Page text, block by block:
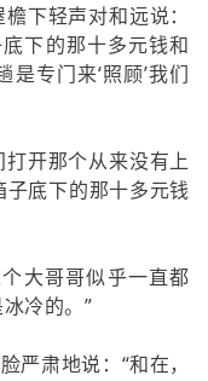
下轻声对和远说：
下的那十多元钱和
专门来‘照顾’我们
开那个从来没有上
底下的那十多元钱
大哥哥似乎一直都
冷的。”
严肃地说：“和在，